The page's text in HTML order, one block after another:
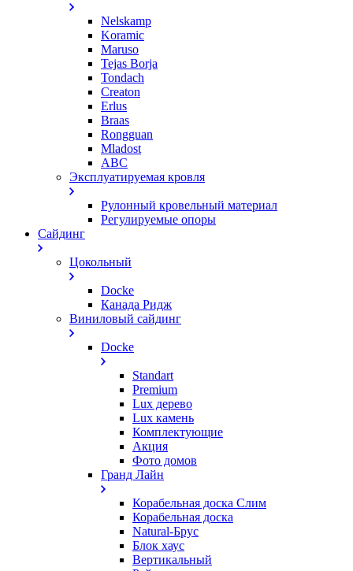
Nelskamp
Koramic
Maruso
Tejas Borja
Tondach
Creaton
Erlus
Braas
Rongguan
Mladost
ABC
Эксплуатируемая кровля
Рулонный кровельный материал
Регулируемые опоры
Сайдинг
Цокольный
Docke
Канада Ридж
Виниловый сайдинг
Docke
Standart
Premium
Lux дерево
Lux камень
Комплектующие
Акция
Фото домов
Гранд Лайн
Корабельная доска Слим
Корабельная доска
Natural-Брус
Блок хаус
Вертикальный